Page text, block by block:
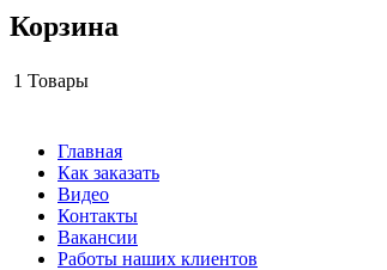
Корзина
1 Товары
Главная
Как заказать
Видео
Контакты
Вакансии
Работы наших клиентов